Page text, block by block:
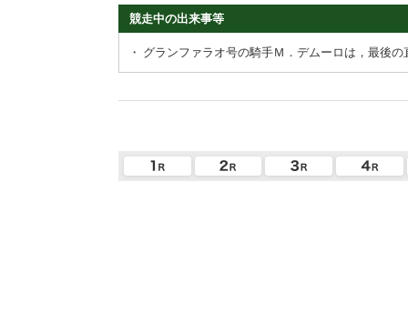
競走中の出来事等
・ グランファラオ号の騎手Ｍ．デムーロは，最後